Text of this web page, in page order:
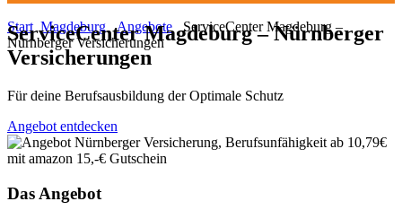
Start Magdeburg Angebote
ServiceCenter Magdeburg –
Nürnberger Versicherungen
ServiceCenter Magdeburg – Nürnberger
Versicherungen
Für deine Berufsausbildung der Optimale Schutz
Angebot entdecken
Das Angebot